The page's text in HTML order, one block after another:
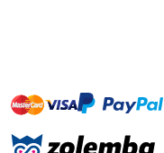
mastervisa paypal